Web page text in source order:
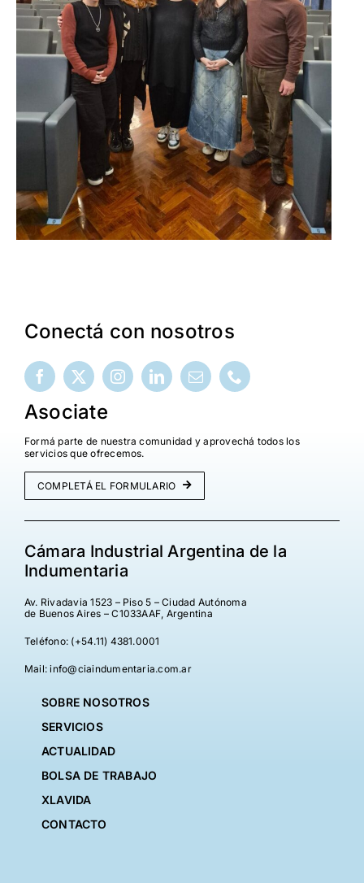
Conectá con nosotros
Asociate
Formá parte de nuestra comunidad y aprovechá todos los
servicios que ofrecemos.
COMPLETÁ EL FORMULARIO
Cámara Industrial Argentina de la
Indumentaria
Av. Rivadavia 1523 – Piso 5 – Ciudad Autónoma
de Buenos Aires – C1033AAF, Argentina
Teléfono: (+54.11) 4381.0001
Mail: info@ciaindumentaria.com.ar
SOBRE NOSOTROS
SERVICIOS
ACTUALIDAD
BOLSA DE TRABAJO
XLAVIDA
CONTACTO